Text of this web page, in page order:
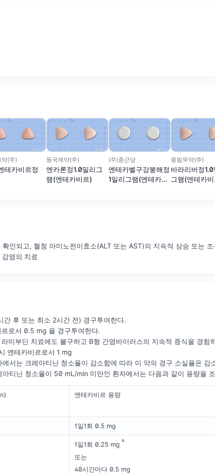
약(주)
테카비르정
동국제약(주)
엔카론정1.0밀리그
램(엔테카비르)
(주)종근당
엔테카벨구강붕해정
1밀리그램(엔테카비
풍림무약(주)
바라리버정1.0
그램(엔테카
인되고, 혈청 아미노전이효소(ALT 또는 AST)의 지속적 상승 또는
염의 치료
간 후 또는 최소 2시간 전) 경구투여한다.
로서 0.5 mg 을 경구투여한다.
미부딘 치료에도 불구하고 B형 간염바이러스의 지속적 증식을 경험
엔테카비르로서 1 mg
서는 크레아티닌 청소율이 감소함에 따라 이 약의 경구 소실율은 감
아티닌 청소율이 50 mL/min 미만인 환자에서는 다음과 같이 용량을
엔테카비르 용량
1일1회 0.5 mg
1일1회 0.25 mg
a
또는
48시간마다 0.5 mg